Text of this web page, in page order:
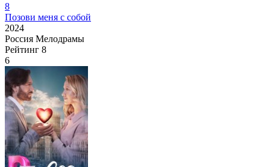
8
Позови меня с собой
2024
Россия Мелодрамы
Рейтинг 8
6